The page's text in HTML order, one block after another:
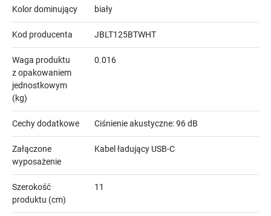
Kolor dominujący biały
Kod producenta JBLT125BTWHT
Waga produktu
z opakowaniem
jednostkowym
(kg)
0.016
Cechy dodatkowe Ciśnienie akustyczne: 96 dB
Załączone
wyposażenie
Kabel ładujący USB-C
Szerokość
produktu (cm)
11